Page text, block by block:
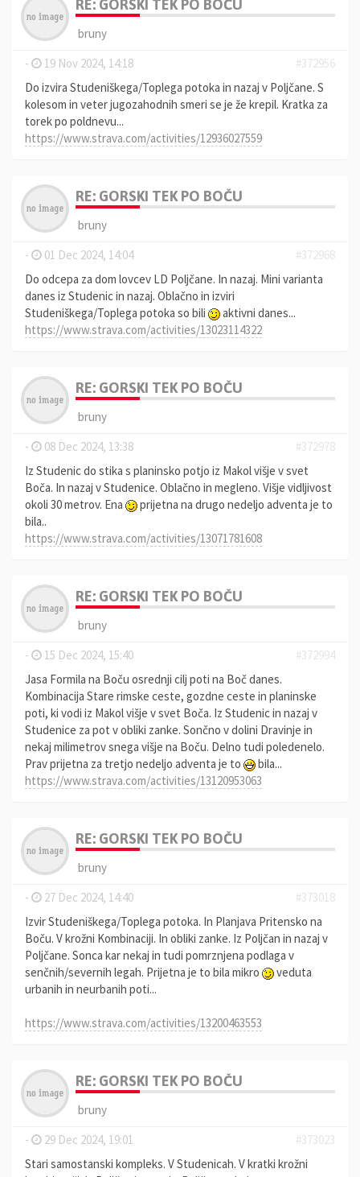
RE: GORSKI TEK PO BOČU
bruny
-
19 Nov 2024, 14:18
#372956
Do izvira Studeniškega/Toplega potoka in nazaj v Poljčane. S
kolesom in veter jugozahodnih smeri se je že krepil. Kratka za
torek po poldnevu...
https://www.strava.com/activities/12936027559
RE: GORSKI TEK PO BOČU
bruny
-
01 Dec 2024, 14:04
#372968
Do odcepa za dom lovcev LD Poljčane. In nazaj. Mini varianta
danes iz Studenic in nazaj. Oblačno in izviri
Studeniškega/Toplega potoka so bili
aktivni danes...
https://www.strava.com/activities/13023114322
RE: GORSKI TEK PO BOČU
bruny
-
08 Dec 2024, 13:38
#372978
Iz Studenic do stika s planinsko potjo iz Makol višje v svet
Boča. In nazaj v Studenice. Oblačno in megleno. Višje vidljivost
okoli 30 metrov. Ena
prijetna na drugo nedeljo adventa je to
bila..
https://www.strava.com/activities/13071781608
RE: GORSKI TEK PO BOČU
bruny
-
15 Dec 2024, 15:40
#372994
Jasa Formila na Boču osrednji cilj poti na Boč danes.
Kombinacija Stare rimske ceste, gozdne ceste in planinske
poti, ki vodi iz Makol višje v svet Boča. Iz Studenic in nazaj v
Studenice za pot v obliki zanke. Sončno v dolini Dravinje in
nekaj milimetrov snega višje na Boču. Delno tudi poledenelo.
Prav prijetna za tretjo nedeljo adventa je to
bila...
https://www.strava.com/activities/13120953063
RE: GORSKI TEK PO BOČU
bruny
-
27 Dec 2024, 14:40
#373018
Izvir Studeniškega/Toplega potoka. In Planjava Pritensko na
Boču. V krožni Kombinaciji. In obliki zanke. Iz Poljčan in nazaj v
Poljčane. Sonca kar nekaj in tudi pomrznjena podlaga v
senčnih/severnih legah. Prijetna je to bila mikro
veduta
urbanih in neurbanih poti...
https://www.strava.com/activities/13200463553
RE: GORSKI TEK PO BOČU
bruny
-
29 Dec 2024, 19:01
#373023
Stari samostanski kompleks. V Studenicah. V kratki krožni